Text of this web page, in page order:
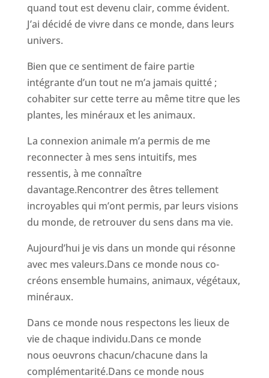
quand tout est devenu clair, comme évident.
J’ai décidé de vivre dans ce monde, dans leurs
univers.
Bien que ce sentiment de faire partie
intégrante d’un tout ne m’a jamais quitté ;
cohabiter sur cette terre au même titre que les
plantes, les minéraux et les animaux.
La connexion animale m’a permis de me
reconnecter à mes sens intuitifs, mes
ressentis, à me connaître
davantage.Rencontrer des êtres tellement
incroyables qui m’ont permis, par leurs visions
du monde, de retrouver du sens dans ma vie.
Aujourd’hui je vis dans un monde qui résonne
avec mes valeurs.Dans ce monde nous co-
créons ensemble humains, animaux, végétaux,
minéraux.
Dans ce monde nous respectons les lieux de
vie de chaque individu.Dans ce monde
nous oeuvrons chacun/chacune dans la
complémentarité.Dans ce monde nous